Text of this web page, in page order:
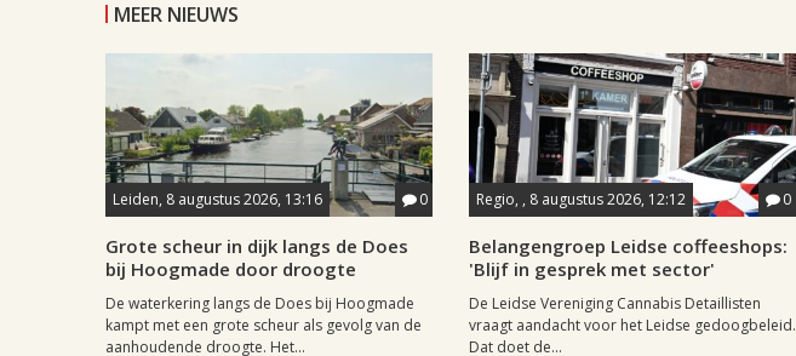
MEER NIEUWS
Leiden, 8 augustus 2026, 13:16 0
Grote scheur in dijk langs de Does
bij Hoogmade door droogte
De waterkering langs de Does bij Hoogmade
kampt met een grote scheur als gevolg van de
aanhoudende droogte. Het...
Regio, , 8 augustus 2026, 12:12 0
Belangengroep Leidse coffeeshops:
'Blijf in gesprek met sector'
De Leidse Vereniging Cannabis Detaillisten
vraagt aandacht voor het Leidse gedoogbeleid.
Dat doet de...